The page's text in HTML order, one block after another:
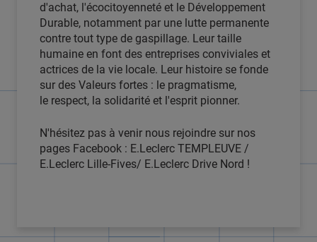
d'achat, l'écocitoyenneté et le Développement
Durable, notamment par une lutte permanente
contre tout type de gaspillage. Leur taille
humaine en font des entreprises conviviales et
actrices de la vie locale. Leur histoire se fonde
sur des Valeurs fortes : le pragmatisme,
le respect, la solidarité et l'esprit pionner.
N'hésitez pas à venir nous rejoindre sur nos
pages Facebook : E.Leclerc TEMPLEUVE /
E.Leclerc Lille-Fives/ E.Leclerc Drive Nord !